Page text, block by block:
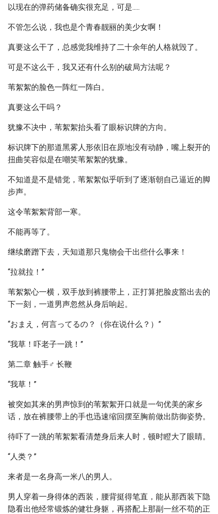
以现在的弹药储备确实很充足，可是.....
不管怎么说，我也是个青春靓丽的美少女啊！
真要这么干了，总感觉我维持了二十余年的人格就毁了。
可是不这么干，我又还有什么别的破局方法呢？
苇絮絮的脸色一阵红一阵白。
真要这么干吗？
犹豫不决中，苇絮絮抬头看了眼标识牌的方向。
标识牌下的那道黑雾人形依旧在原地没有动静，嘴上裂开的
扭曲笑容似是在嘲笑苇絮絮的犹豫。
不知道是不是错觉，苇絮絮似乎听到了逐渐朝自己逼近的脚
步声。
这令苇絮絮背部一寒。
不能再等了。
继续磨蹭下去，天知道那只鬼物会干出些什么事来！
“拉就拉！”
苇絮絮心一横，双手放到裤腰带上，正打算把脸皮豁出去的
下一刻，一道男声忽然从身后响起。
“おまえ，何言ってるの？（你在说什么？）”
“我草！吓老子一跳！”
第二章 触手♂ 长鞭
“我草！”
被突如其来的男声惊到的苇絮絮开口就是一句优美的家乡
话，放在裤腰带上的手也迅速缩回摆至胸前做出防御姿势。
待吓了一跳的苇絮絮看清楚身后来人时，顿时瞪大了眼睛。
“人类？”
来者是一名身高一米八的男人。
男人穿着一身得体的西装，腰背挺得笔直，能从那西装下隐
隐看出他经常锻炼的健壮身躯，再搭配上那副一丝不苟的正